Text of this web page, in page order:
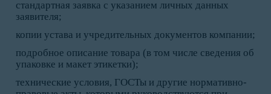
стандартная заявка с указанием личных данных
заявителя;
копии устава и учредительных документов компании;
подробное описание товара (в том числе сведения об
упаковке и макет этикетки);
технические условия, ГОСТы и другие нормативно-